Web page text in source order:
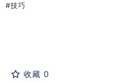
技巧
收藏 0